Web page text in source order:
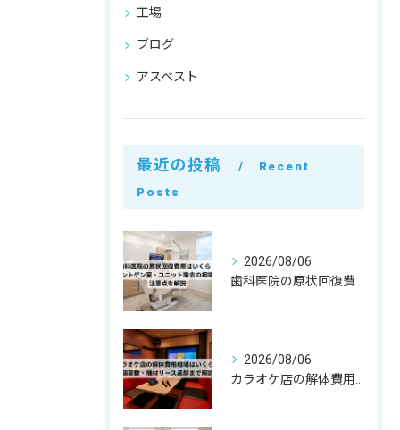
工場
ブログ
アスベスト
最近の投稿
Recent
Posts
2026/08/06
歯科医院の原状回復費用はいくら？レントゲン室・ユニット撤去の相場と注意点を解説
2026/08/06
カラオケ店の解体費用相場はいくら？個室数・機材リース返却まで解説